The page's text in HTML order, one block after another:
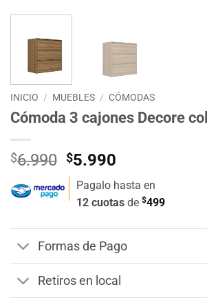
INICIO / MUEBLES / CÓMODAS
Cómoda 3 cajones Decore
$6.990 El
precio
original
era:
$6.990.
$5.990
actual
es:
$5.990.
Pagalo hasta en
12 cuotas de $499
Formas de Pago
Retiros en local